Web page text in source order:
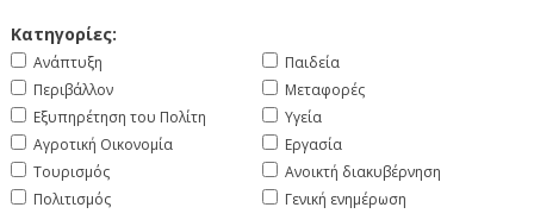
Κατηγορίες:
Ανάπτυξη
Περιβάλλον
Εξυπηρέτηση του Πολίτη
Αγροτική Οικονομία
Τουρισμός
Πολιτισμός
Παιδεία
Μεταφορές
Υγεία
Εργασία
Ανοικτή διακυβέρνηση
Γενική ενημέρωση